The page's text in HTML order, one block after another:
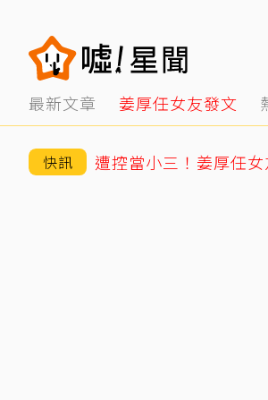
最新文章 姜厚任女友發文
快訊